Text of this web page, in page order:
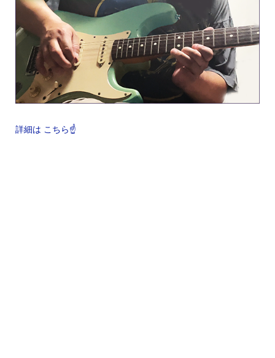
詳細は こちら☝️